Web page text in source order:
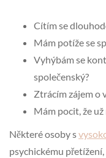
Cítím se
Mám potíže se
Vyhýbám se
společenský?
Ztrácím zájem o
Mám pocit, že
Některé osoby s
psychickému